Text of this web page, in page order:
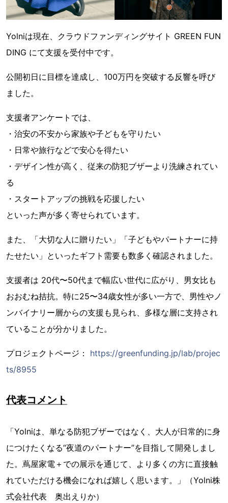
Yolniは現在、クラウドファンディングサイト GREEN FUN
DING にて支援を受付中です。
公開初日に目標を達成し、100万円を突破する反響を呼び
ました。
支援者アンケートでは、
・治安の不安から家族や子どもを守りたい
・日常や旅行などで安心を得たい
・デザイン性が高く、従来の防犯ブザーより洗練されてい
る
・スタートアップの挑戦を応援したい
といった声が多く寄せられています。
また、「大切な人に贈りたい」「子どもやパートナーに持
たせたい」といったギフト需要も数多く確認されました。
支援者は 20代〜50代まで幅広い世代に広がり、男女比も
おおむね拮抗。特に25〜34歳女性が多い一方で、男性やノ
ンバイナリー層からの支援も見られ、多様な層に支持され
ていることが分かりました。
プロジェクトページ： https://greenfunding.jp/lab/projec
ts/8955
代表コメント
「Yolniは、単なる防犯ブザーではなく、大人が日常的に身
につけたくなる“夜道のパートナー”を目指して開発しまし
た。蔦屋家電＋での展示を通じて、より多くの方に直接触
れていただける機会になれば嬉しく思います。」（Yolni株
式会社代表 奥出えりか）